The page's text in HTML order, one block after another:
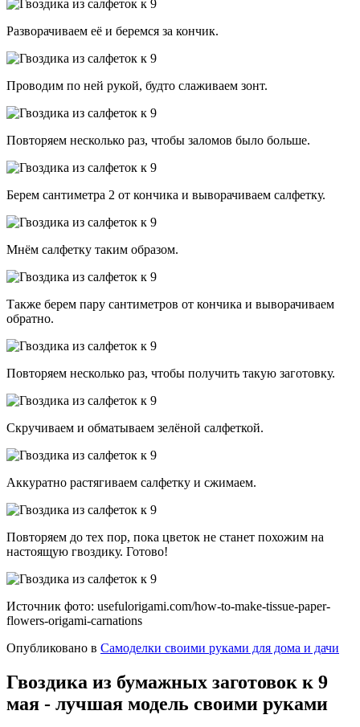
Разворачиваем её и беремся за кончик.
Проводим по ней рукой, будто слаживаем зонт.
Повторяем несколько раз, чтобы заломов было больше.
Берем сантиметра 2 от кончика и выворачиваем салфетку.
Мнём салфетку таким образом.
Также берем пару сантиметров от кончика и выворачиваем
обратно.
Повторяем несколько раз, чтобы получить такую заготовку.
Скручиваем и обматываем зелёной салфеткой.
Аккуратно растягиваем салфетку и сжимаем.
Повторяем до тех пор, пока цветок не станет похожим на
настоящую гвоздику. Готово!
Источник фото: usefulorigami.com/how-to-make-tissue-paper-
flowers-origami-carnations
Опубликовано в Самоделки своими руками для дома и дачи
Гвоздика из бумажных заготовок к 9
мая - лучшая модель своими руками